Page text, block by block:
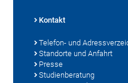
Kontakt
Telefon- und
Standorte und Anfahrt
Presse
Studienberatung